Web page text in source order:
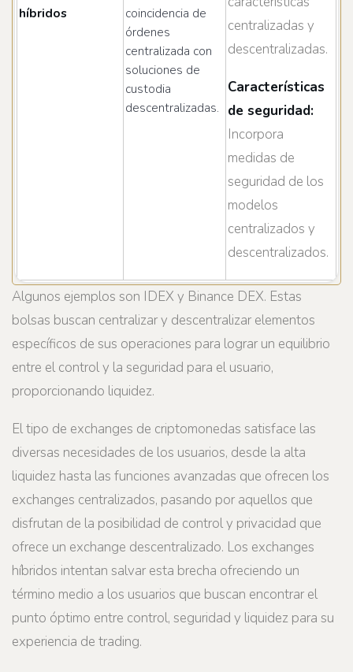
híbridos
coincidencia de
órdenes
centralizada con
soluciones de
custodia
descentralizadas.
centralizadas y
descentralizadas.
Características
de seguridad:
Incorpora
medidas de
seguridad de los
modelos
centralizados y
descentralizados.
Algunos ejemplos son IDEX y Binance DEX. Estas
bolsas buscan centralizar y descentralizar elementos
específicos de sus operaciones para lograr un equilibrio
entre el control y la seguridad para el usuario,
proporcionando liquidez.
El tipo de exchanges de criptomonedas satisface las
diversas necesidades de los usuarios, desde la alta
liquidez hasta las funciones avanzadas que ofrecen los
exchanges centralizados, pasando por aquellos que
disfrutan de la posibilidad de control y privacidad que
ofrece un exchange descentralizado. Los exchanges
híbridos intentan salvar esta brecha ofreciendo un
término medio a los usuarios que buscan encontrar el
punto óptimo entre control, seguridad y liquidez para su
experiencia de trading.